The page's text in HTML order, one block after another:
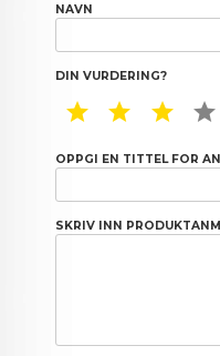
NAVN
DIN VURDERING?
1 STAR2 STAR
3
OPPGI EN TITTEL FOR
SKRIV INN